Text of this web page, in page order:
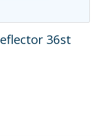
36st